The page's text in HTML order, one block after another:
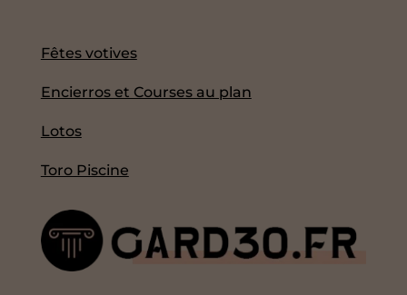
Fêtes votives
Encierros et Courses au plan
Lotos
Toro Piscine